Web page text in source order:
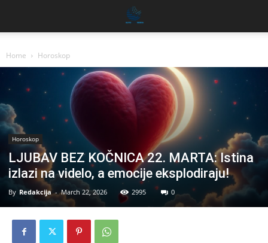
Home Horoskop
Horoskop
LJUBAV BEZ KOČNICA 22. MARTA: Istina
izlazi na videlo, a emocije eksplodiraju!
By Redakcija - March 22, 2026 2995 0